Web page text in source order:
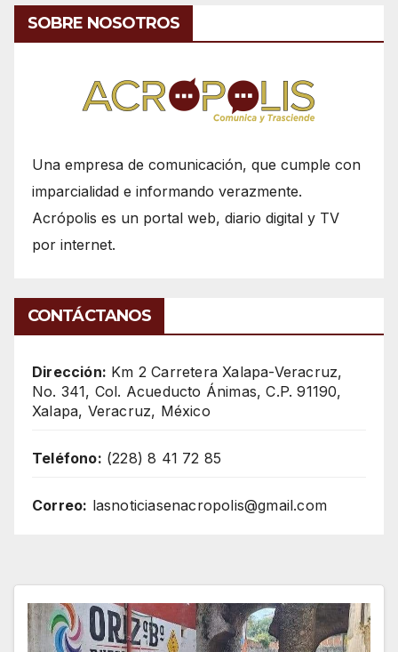
SOBRE NOSOTROS
Una empresa de comunicación, que cumple con
imparcialidad e informando verazmente.
Acrópolis es un portal web, diario digital y TV
por internet.
CONTÁCTANOS
Dirección: Km 2 Carretera Xalapa-Veracruz,
No. 341, Col. Acueducto Ánimas, C.P. 91190,
Xalapa, Veracruz, México
Teléfono: (228) 8 41 72 85
Correo: lasnoticiasenacropolis@gmail.com